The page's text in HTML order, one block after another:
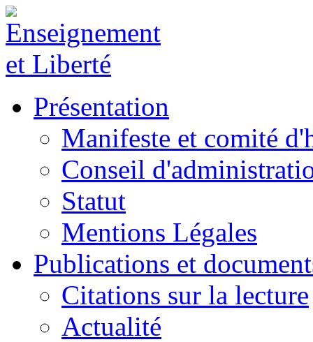
Présentation
Manifeste et comité
Conseil
Statut
Mentions Légales
Publications et
Citations sur la lecture
Actualité